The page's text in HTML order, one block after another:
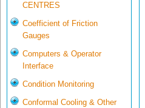
CENTRES
Coefficient of Friction
Gauges
Computers & Operator
Interface
Condition Monitoring
Conformal Cooling & Other